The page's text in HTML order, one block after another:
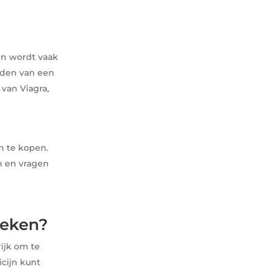
wordt vaak
van een
Viagra,
te kopen.
en vragen
om te
kunt